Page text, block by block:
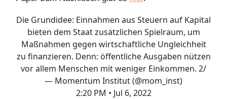
Die Grundidee: Einnahmen aus Steuern auf Kapital
bieten dem Staat zusätzlichen Spielraum, um
Maßnahmen gegen wirtschaftliche Ungleichheit
zu finanzieren. Denn: öffentliche Ausgaben nützen
vor allem Menschen mit weniger Einkommen. 2/
— Momentum Institut (@mom_inst)
2:20 PM • Jul 6, 2022